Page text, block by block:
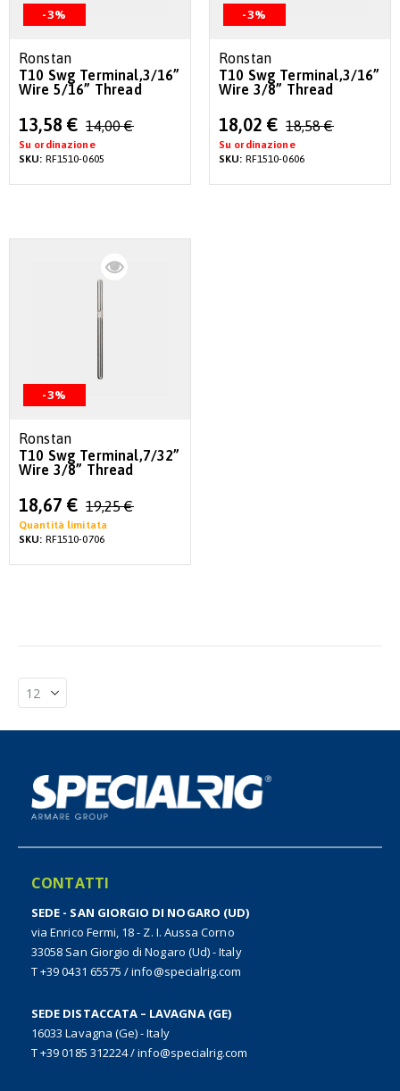
-3%
Ronstan
T10 Swg Terminal,3/16”
Wire 5/16” Thread
Special
Price
13,58 € 14,00 €
Su ordinazione
SKU: RF1510-0605
-3%
Ronstan
T10 Swg Terminal,3/16”
Wire 3/8” Thread
Special
Price
18,02 € 18,58 €
Su ordinazione
SKU: RF1510-0606
-3%
Ronstan
T10 Swg Terminal,7/32”
Wire 3/8” Thread
Special
Price
18,67 € 19,25 €
Quantità limitata
SKU: RF1510-0706
CONTATTI
SEDE - SAN GIORGIO DI NOGARO (UD)
via Enrico Fermi, 18 - Z. I. Aussa Corno
33058 San Giorgio di Nogaro (Ud) - Italy
T +39 0431 65575 /info@specialrig.com
SEDE DISTACCATA – LAVAGNA (GE)
16033 Lavagna (Ge) - Italy
T +39 0185 312224/info@specialrig.com